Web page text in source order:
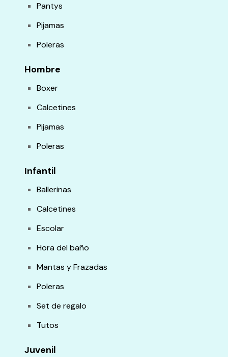
Pantys
Pijamas
Poleras
Hombre
Boxer
Calcetines
Pijamas
Poleras
Infantil
Ballerinas
Calcetines
Escolar
Hora del baño
Mantas y Frazadas
Poleras
Set de regalo
Tutos
Juvenil